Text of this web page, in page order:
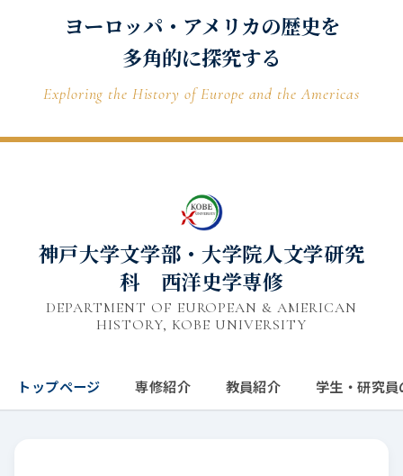
ヨーロッパ・アメリカの歴史を
多角的に探究する
Exploring the History of Europe and the Americas
神戸大学文学部・大学院人文学研究
科 西洋史学専修
DEPARTMENT OF EUROPEAN & AMERICAN
HISTORY, KOBE UNIVERSITY
トップページ 専修紹介 教員紹介 学生・研究